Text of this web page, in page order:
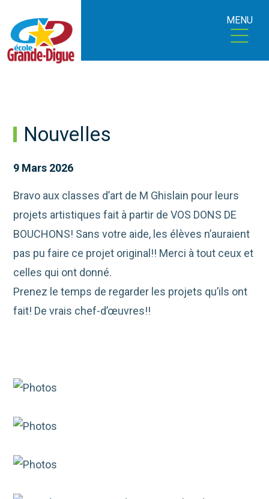
MENU
Nouvelles
9 Mars 2026
Bravo aux classes d’art de M Ghislain pour leurs
projets artistiques fait à partir de VOS DONS DE
BOUCHONS! Sans votre aide, les élèves n’auraient
pas pu faire ce projet original!! Merci à tout ceux et
celles qui ont donné.
Prenez le temps de regarder les projets qu’ils ont
fait! De vrais chef-d’œuvres!!